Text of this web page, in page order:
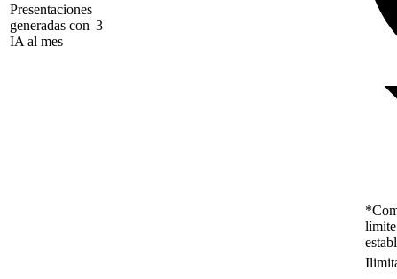
Presentaciones
generadas con
IA al mes
3